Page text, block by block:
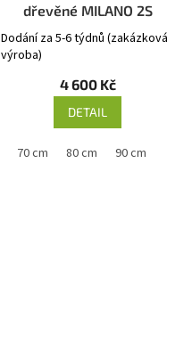
dřevěné MILANO 2S
Dodání za 5-6 týdnů (zakázková
výroba)
4 600 Kč
DETAIL
70 cm 80 cm 90 cm